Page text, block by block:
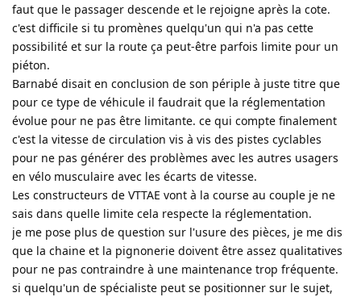
faut que le passager descende et le rejoigne après la cote.
c'est difficile si tu promènes quelqu'un qui n'a pas cette
possibilité et sur la route ça peut-être parfois limite pour un
piéton.
Barnabé disait en conclusion de son périple à juste titre que
pour ce type de véhicule il faudrait que la réglementation
évolue pour ne pas être limitante. ce qui compte finalement
c'est la vitesse de circulation vis à vis des pistes cyclables
pour ne pas générer des problèmes avec les autres usagers
en vélo musculaire avec les écarts de vitesse.
Les constructeurs de VTTAE vont à la course au couple je ne
sais dans quelle limite cela respecte la réglementation.
je me pose plus de question sur l'usure des pièces, je me dis
que la chaine et la pignonerie doivent être assez qualitatives
pour ne pas contraindre à une maintenance trop fréquente.
si quelqu'un de spécialiste peut se positionner sur le sujet,